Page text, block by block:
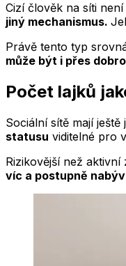
Cizí člověk na síti
jiný mechanismus.
Právě tento typ
může být i přes
Počet lajků
Sociální sítě mají
statusu viditelné pro
Rizikovější než
víc a postupně